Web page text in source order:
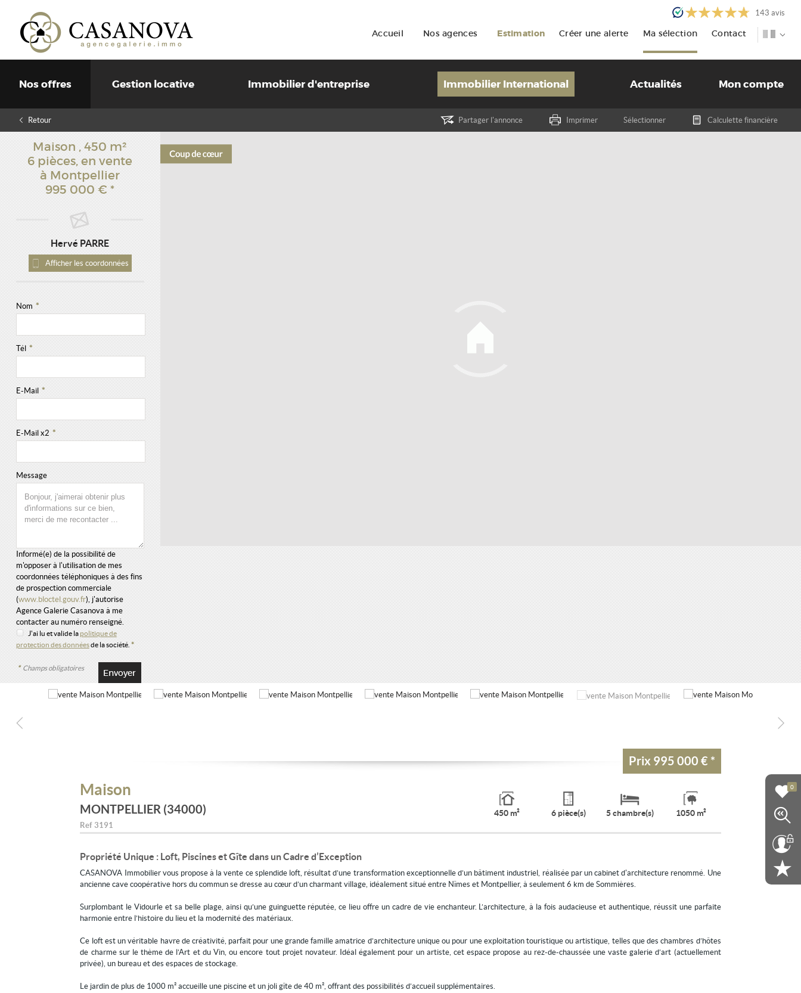
143 avis
Accueil Nos agences Estimation Créer une alerte Ma sélection Contact
0
Nos offres Gestion locative Immobilier d'entreprise Immobilier International Actualités Mon compte
Retour Partager l'annonce Imprimer Sélectionner Calculette financière
Maison ,450 m²
6 pièces, en vente
à Montpellier
995 000 €*
Hervé PARRE
Afficher les coordonnées
Nom *
Tél *
E-Mail *
E-Mail x2 *
Message
Informé(e) de la possibilité de
m'opposer à l'utilisation de mes
coordonnées téléphoniques à des fins
de prospection commerciale
(www.bloctel.gouv.fr), j'autorise
Agence Galerie Casanova à me
contacter au numéro renseigné.
J'ai lu et valide la politique de
protection des donnéesde la société. *
* Champs obligatoires
Prix 995 000 € *
Maison
MONTPELLIER (34000)
Ref 3191
450 m² 6 pièce(s) 5 chambre(s) 1050 m²
Propriété Unique : Loft, Piscines et Gîte dans un Cadre d’Exception
CASANOVA Immobilier vous propose à la vente ce splendide loft, résultat d’une transformation exceptionnelle d’un bâtiment industriel, réalisée par un cabinet d'architecture renommé. Une
ancienne cave coopérative hors du commun se dresse au cœur d’un charmant village, idéalement situé entre Nîmes et Montpellier, à seulement 6 km de Sommières.
Surplombant le Vidourle et sa belle plage, ainsi qu’une guinguette réputée, ce lieu offre un cadre de vie enchanteur. L’architecture, à la fois audacieuse et authentique, réussit une parfaite
harmonie entre l’histoire du lieu et la modernité des matériaux.
Ce loft est un véritable havre de créativité, parfait pour une grande famille amatrice d’architecture unique ou pour une exploitation touristique ou artistique, telles que des chambres d’hôtes
de charme sur le thème de l’Art et du Vin, ou encore tout projet novateur. Idéal également pour un artiste, cet espace propose au rez-de-chaussée une vaste galerie d’art (actuellement
privée), un bureau et des espaces de stockage.
Le jardin de plus de 1000 m² accueille une piscine et un joli gîte de 40 m², offrant des possibilités d’accueil supplémentaires.